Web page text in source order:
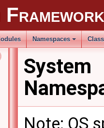
Framework
Namespaces
System
Note: OS